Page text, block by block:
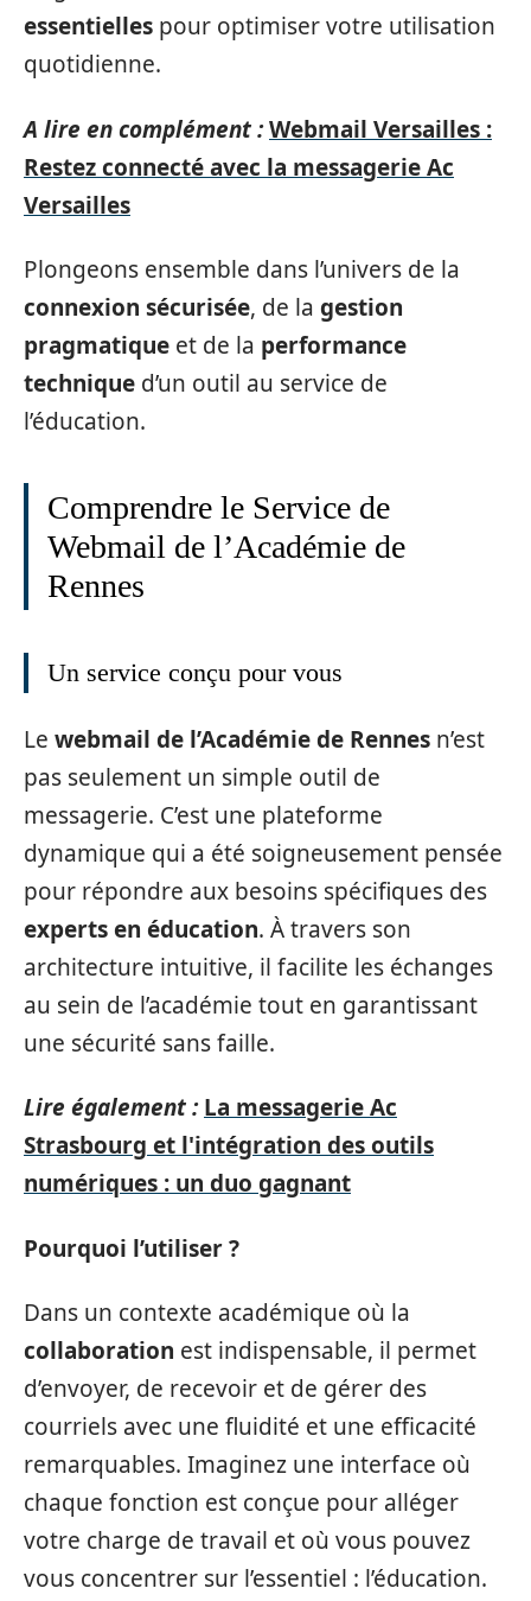
essentielles pour optimiser votre utilisation
quotidienne.
A lire en complément :Webmail Versailles :
Restez connecté avec la messagerie Ac
Versailles
Plongeons ensemble dans l’univers de la
connexion sécurisée, de la gestion
pragmatique et de la performance
technique d’un outil au service de
l’éducation.
Comprendre le Service de
Webmail de l’Académie de
Rennes
Un service conçu pour vous
Le webmail de l’Académie de Rennes n’est
pas seulement un simple outil de
messagerie. C’est une plateforme
dynamique qui a été soigneusement pensée
pour répondre aux besoins spécifiques des
experts en éducation. À travers son
architecture intuitive, il facilite les échanges
au sein de l’académie tout en garantissant
une sécurité sans faille.
Lire également : La messagerie Ac
Strasbourg et l'intégration des outils
numériques : un duo gagnant
Pourquoi l’utiliser ?
Dans un contexte académique où la
collaboration est indispensable, il permet
d’envoyer, de recevoir et de gérer des
courriels avec une fluidité et une efficacité
remarquables. Imaginez une interface où
chaque fonction est conçue pour alléger
votre charge de travail et où vous pouvez
vous concentrer sur l’essentiel : l’éducation.